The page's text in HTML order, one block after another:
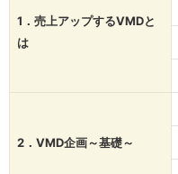
1．売上アップするVMDと
は
2．VMD企画～基礎～